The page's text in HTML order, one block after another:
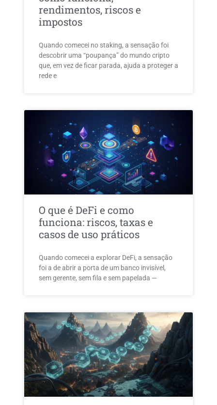
rendimentos, riscos e
impostos
Quando comecei no staking, a sensação foi
descobrir uma “poupança” do mundo cripto
que, em vez de ficar parada, ajuda a proteger a
rede e
O que é DeFi e como
funciona: riscos, taxas e
casos de uso práticos
Quando comecei a explorar DeFi, a sensação
foi a de abrir a porta de um banco invisível,
sem gerente, sem fila e sem papelada —